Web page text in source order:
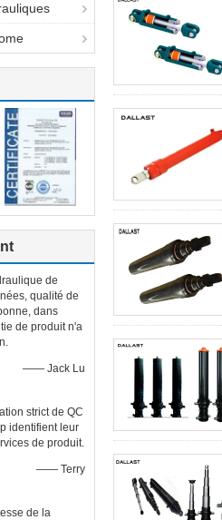
de
qualité de
dans
de produit n'a
—— Jack Lu
strict de QC
identifient leur
de produit.
—— Terry
de la